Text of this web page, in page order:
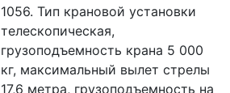
1056. Тип крановой установки
телескопическая,
грузоподъемность крана 5 000
кг, максимальный вылет стрелы
17,6 метра, грузоподъемность на